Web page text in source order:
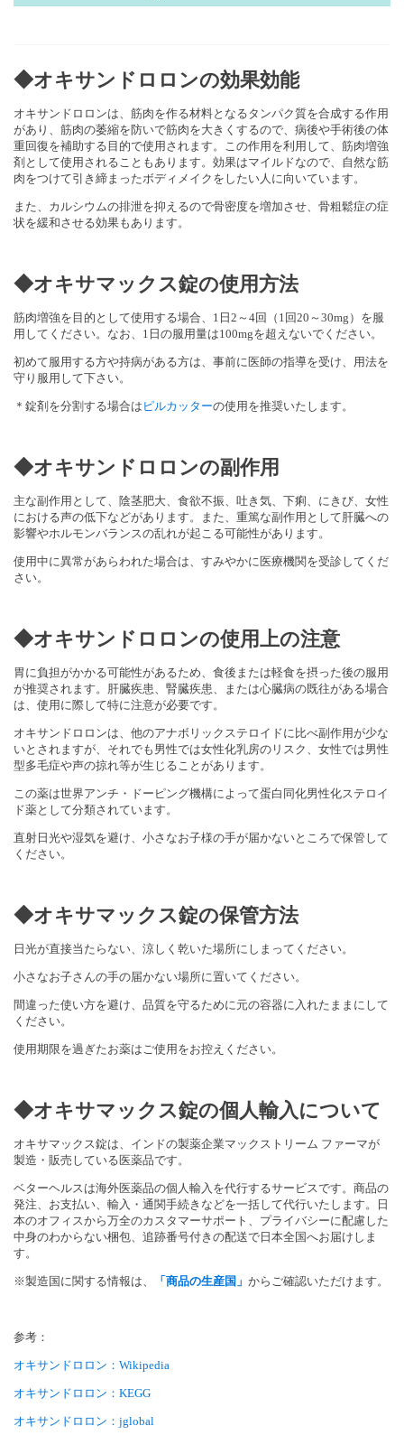
◆オキサンドロロンの効果効能
オキサンドロロンは、筋肉を作る材料となるタンパク質を合成する作用
があり、筋肉の萎縮を防いで筋肉を大きくするので、病後や手術後の体
重回復を補助する目的で使用されます。この作用を利用して、筋肉増強
剤として使用されることもあります。効果はマイルドなので、自然な筋
肉をつけて引き締まったボディメイクをしたい人に向いています。
また、カルシウムの排泄を抑えるので骨密度を増加させ、骨粗鬆症の症
状を緩和させる効果もあります。
◆オキサマックス錠の使用方法
筋肉増強を目的として使用する場合、1日2～4回（1回20～30mg）を服
用してください。なお、1日の服用量は100mgを超えないでください。
初めて服用する方や持病がある方は、事前に医師の指導を受け、用法を
守り服用して下さい。
＊錠剤を分割する場合は ピルカッターの使用を推奨いたします。
◆オキサンドロロンの副作用
主な副作用として、 陰茎肥大、食欲不振、 吐き気、下痢、にきび、女性
における声の低下などがあります。また、重篤な副作用 として肝臓への
影響やホルモンバランスの乱れが起こる可能性があります。
使用中に異常があらわれた場合は、すみやかに医療機関を受診してくだ
さい。
◆オキサンドロロンの使用上の注意
胃に負担がかかる可能性があるため、食後または軽食を摂った後の服用
が推奨されます。肝臓疾患、腎臓疾患、または心臓病の既往がある場合
は、使用に際して特に注意が必要です。
オキサンドロロンは、他のアナボリックステロイドに比べ副作用が少な
いとされますが、それでも男性では女性化乳房のリスク、女性では男性
型多毛症や声の掠れ等が生じることがあります。
この薬は世界アンチ・ドーピング機構によって蛋白同化男性化ステロイ
ド薬として分類されています。
直射日光や湿気を避け、小さなお子様の手が届かないところで保管して
ください。
◆オキサマックス錠の保管方法
日光が直接当たらない、涼しく乾いた場所にしまってください。
小さなお子さんの手の届かない場所に置いてください。
間違った使い方を避け、品質を守るために元の容器に入れたままにして
ください。
使用期限を過ぎたお薬はご使用をお控えください。
◆オキサマックス錠の個人輸入について
オキサマックス錠は、インドの製薬企業マックストリーム ファーマが
製造・販売している医薬品です。
ベターヘルスは海外医薬品の個人輸入を代行するサービスです。商品の
発注、お支払い、輸入・通関手続きなどを一括して代行いたします。日
本のオフィスから万全のカスタマーサポート、プライバシーに配慮した
中身のわからない梱包、追跡番号付きの配送で日本全国へお届けしま
す。
※製造国に関する情報は、 「商品の生産国」 からご確認いただけます。
参考：
オキサンドロロン：Wikipedia
オキサンドロロン：KEGG
オキサンドロロン：jglobal